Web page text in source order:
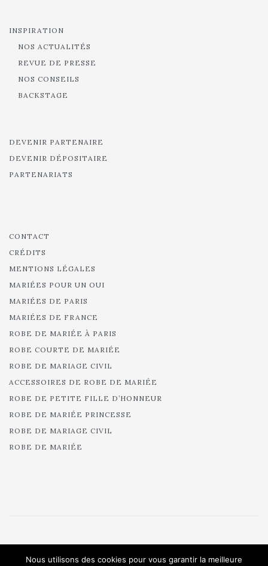
INSPIRATION
NOS ACTUALITÉS
REVUE DE PRESSE
NOS CONSEILS
BACKSTAGE
DEVENIR PARTENAIRE
DEVENIR DÉPOSITAIRE
PARTENARIATS
CONTACT
CRÉDITS
MENTIONS LÉGALES
MARIÉES POUR UN OUI
MARIÉES DE PARIS
MARIÉES DE FRANCE
ROBE DE MARIÉE À PARIS
ROBE COURTE DE MARIÉE
ROBE DE MARIAGE CIVIL
ACCESSOIRES DE ROBE DE MARIÉE
ROBE DE PETITE FILLE D’HONNEUR
ROBE DE MARIÉE PRINCESSE
ROBE DE MARIAGE CIVIL
ROBE DE MARIÉE
All rights reserved.
Nous utilisons des cookies pour vous garantir la meilleure